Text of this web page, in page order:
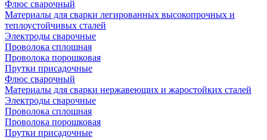
Флюс сварочный
Материалы для сварки легированных высокопрочных и
теплоустойчивых сталей
Электроды сварочные
Проволока сплошная
Проволока порошковая
Прутки присадочные
Флюс сварочный
Материалы для сварки нержавеющих и жаростойких сталей
Электроды сварочные
Проволока сплошная
Проволока порошковая
Прутки присадочные